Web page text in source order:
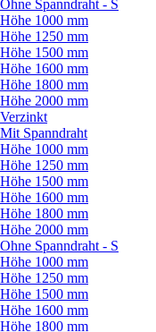
Ohne Spanndraht - S
Höhe 1000 mm
Höhe 1250 mm
Höhe 1500 mm
Höhe 1600 mm
Höhe 1800 mm
Höhe 2000 mm
Verzinkt
Mit Spanndraht
Höhe 1000 mm
Höhe 1250 mm
Höhe 1500 mm
Höhe 1600 mm
Höhe 1800 mm
Höhe 2000 mm
Ohne Spanndraht - S
Höhe 1000 mm
Höhe 1250 mm
Höhe 1500 mm
Höhe 1600 mm
Höhe 1800 mm